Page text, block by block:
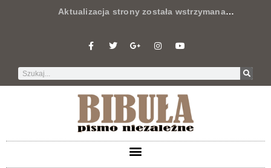
Aktualizacja strony została wstrzymana…